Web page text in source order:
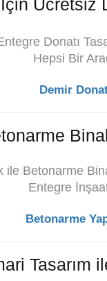
Ücretsiz
Donatı
Hepsi Bir
Demir
ile Betonarme
Entegre
Betonarme
Tasarım